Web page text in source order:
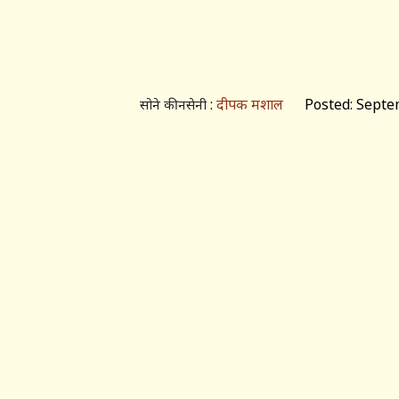
सोने की नसेनी : दीपक मशाल Posted: